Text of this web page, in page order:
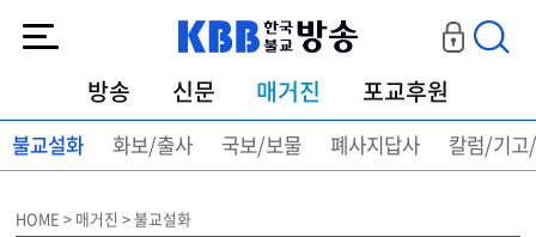
방송 신문 매거진 포교후원
불교설화 화보/출사 국보/보물 폐사지답사 칼럼/기고
HOME > 매거진 > 불교설화